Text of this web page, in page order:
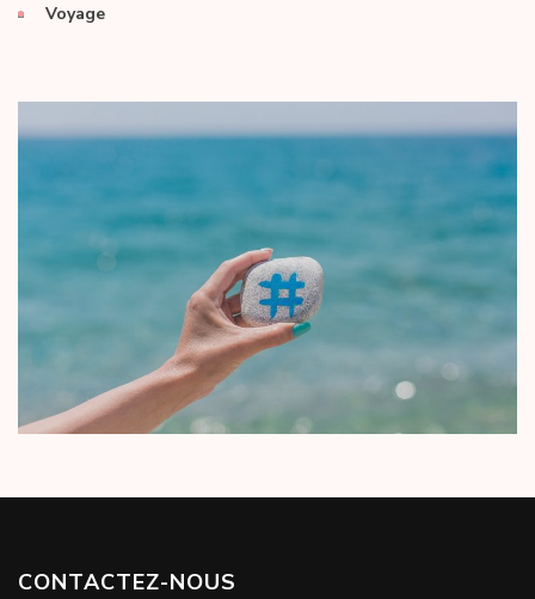
Voyage
CONTACTEZ-NOUS